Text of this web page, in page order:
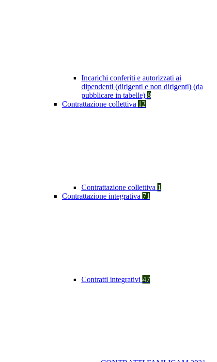
Incarichi conferiti e autorizzati ai
dipendenti (dirigenti e non dirigenti) (da
pubblicare in tabelle) 8
Contrattazione collettiva 12
Contrattazione collettiva 1
Contrattazione integrativa 71
Contratti integrativi 47